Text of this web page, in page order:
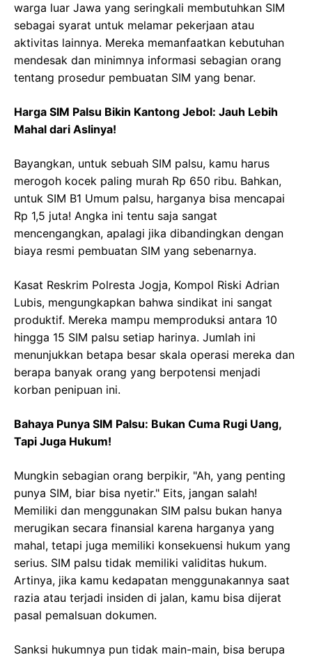
warga luar Jawa yang seringkali membutuhkan SIM
sebagai syarat untuk melamar pekerjaan atau
aktivitas lainnya. Mereka memanfaatkan kebutuhan
mendesak dan minimnya informasi sebagian orang
tentang prosedur pembuatan SIM yang benar.
Harga SIM Palsu Bikin Kantong Jebol: Jauh Lebih
Mahal dari Aslinya!
Bayangkan, untuk sebuah SIM palsu, kamu harus
merogoh kocek paling murah Rp 650 ribu. Bahkan,
untuk SIM B1 Umum palsu, harganya bisa mencapai
Rp 1,5 juta! Angka ini tentu saja sangat
mencengangkan, apalagi jika dibandingkan dengan
biaya resmi pembuatan SIM yang sebenarnya.
Kasat Reskrim Polresta Jogja, Kompol Riski Adrian
Lubis, mengungkapkan bahwa sindikat ini sangat
produktif. Mereka mampu memproduksi antara 10
hingga 15 SIM palsu setiap harinya. Jumlah ini
menunjukkan betapa besar skala operasi mereka dan
berapa banyak orang yang berpotensi menjadi
korban penipuan ini.
Bahaya Punya SIM Palsu: Bukan Cuma Rugi Uang,
Tapi Juga Hukum!
Mungkin sebagian orang berpikir, "Ah, yang penting
punya SIM, biar bisa nyetir." Eits, jangan salah!
Memiliki dan menggunakan SIM palsu bukan hanya
merugikan secara finansial karena harganya yang
mahal, tetapi juga memiliki konsekuensi hukum yang
serius. SIM palsu tidak memiliki validitas hukum.
Artinya, jika kamu kedapatan menggunakannya saat
razia atau terjadi insiden di jalan, kamu bisa dijerat
pasal pemalsuan dokumen.
Sanksi hukumnya pun tidak main-main, bisa berupa